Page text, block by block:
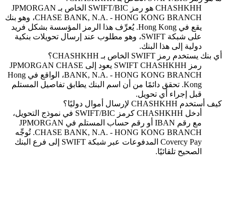
CHASHKHH هو رمز SWIFT/BIC الخاص بـ JPMORGAN
CHASE BANK, N.A. - HONG KONG BRANCH، وهو بنك
يقع في Hong Kong. يُعرِّف هذا الرمز المؤسسة بشكل فريد
على شبكة SWIFT، وهو مطلوب عند إرسال تحويلات بنكية
دولية إلى هذا البنك.
أي بنك يستخدم رمز SWIFT الخاص بـ CHASHKHH؟
رمز SWIFT CHASHKHH يعود إلى JPMORGAN CHASE
BANK, N.A. - HONG KONG BRANCH، الواقع في Hong
Kong. تحقق دائمًا من أن اسم البنك يطابق تفاصيل المستلم
قبل إجراء أي تحويل.
كيف أستخدم CHASHKHH لإرسال أموال دوليًا؟
أدخل CHASHKHH كرمز SWIFT/BIC في نموذج التحويل،
مع رقم IBAN أو رقم حساب المستلم في JPMORGAN
CHASE BANK, N.A. - HONG KONG BRANCH. تُوجِّه
Covercy Pay المدفوعات عبر شبكة SWIFT إلى فرع البنك
الصحيح تلقائيًا.